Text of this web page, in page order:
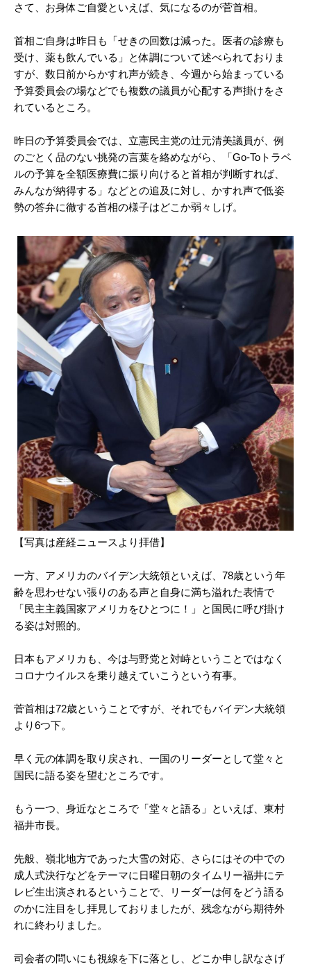
さて、お身体ご自愛といえば、気になるのが菅首相。
首相ご自身は昨日も「せきの回数は減った。医者の診療も
受け、薬も飲んでいる」と体調について述べられておりま
すが、数日前からかすれ声が続き、今週から始まっている
予算委員会の場などでも複数の議員が心配する声掛けをさ
れているところ。
昨日の予算委員会では、立憲民主党の辻元清美議員が、例
のごとく品のない挑発の言葉を絡めながら、「Go-Toトラベ
ルの予算を全額医療費に振り向けると首相が判断すれば、
みんなが納得する」などとの追及に対し、かすれ声で低姿
勢の答弁に徹する首相の様子はどこか弱々しげ。
【写真は産経ニュースより拝借】
一方、アメリカのバイデン大統領といえば、78歳という年
齢を思わせない張りのある声と自身に満ち溢れた表情で
「民主主義国家アメリカをひとつに！」と国民に呼び掛け
る姿は対照的。
日本もアメリカも、今は与野党と対峙ということではなく
コロナウイルスを乗り越えていこうという有事。
菅首相は72歳ということですが、それでもバイデン大統領
より6つ下。
早く元の体調を取り戻され、一国のリーダーとして堂々と
国民に語る姿を望むところです。
もう一つ、身近なところで「堂々と語る」といえば、東村
福井市長。
先般、嶺北地方であった大雪の対応、さらにはその中での
成人式決行などをテーマに日曜日朝のタイムリー福井にテ
レビ生出演されるということで、リーダーは何をどう語る
のかに注目をし拝見しておりましたが、残念ながら期待外
れに終わりました。
司会者の問いにも視線を下に落とし、どこか申し訳なさげ